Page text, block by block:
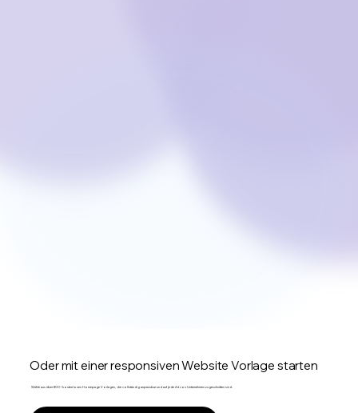
Oder mit einer responsiven Website Vorlage starten
Wähle aus über 800+ kostenlosen Homepage Vorlagen, die vollständig anpassbar und auf jede Art von Unternehmen zugeschnitten sind.